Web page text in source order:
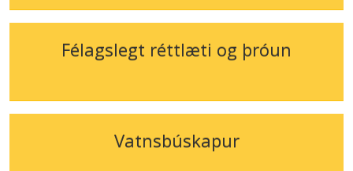
Félagslegt réttlæti og þróun
Vatnsbúskapur